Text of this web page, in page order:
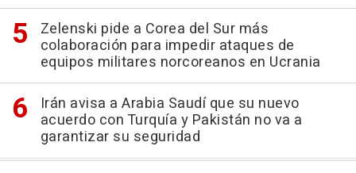
Zelenski pide a Corea del Sur más
colaboración para impedir ataques de
equipos militares norcoreanos en Ucrania
Irán avisa a Arabia Saudí que su nuevo
acuerdo con Turquía y Pakistán no va a
garantizar su seguridad